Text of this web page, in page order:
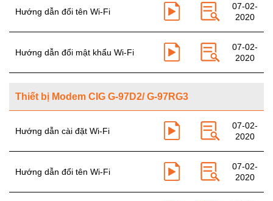
Hướng dẫn đổi tên Wi-Fi
07-02-
2020
Hướng dẫn đổi mật khẩu Wi-Fi
07-02-
2020
Thiết bị Modem CIG G-97D2/ G-97RG3
Hướng dẫn cài đặt Wi-Fi
07-02-
2020
Hướng dẫn đổi tên Wi-Fi
07-02-
2020